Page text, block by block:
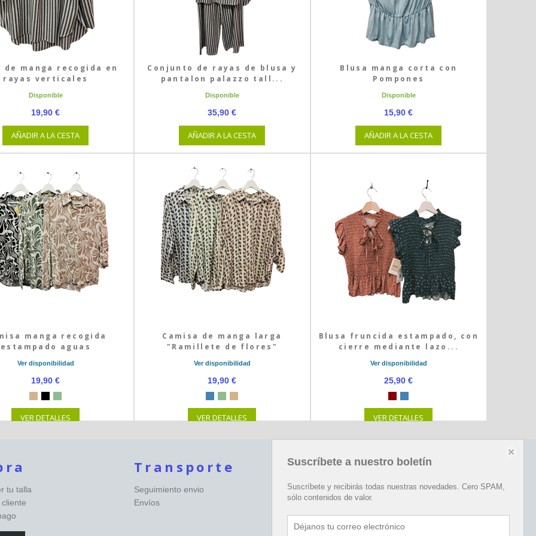
de manga recogida en
rayas verticales
Disponible
19,90 €
AÑADIR A LA CESTA
Conjunto de rayas de blusa y
pantalon palazzo tall...
Disponible
35,90 €
AÑADIR A LA CESTA
Blusa manga corta con
Pompones
Disponible
15,90 €
AÑADIR A LA CESTA
manga recogida
estampado aguas
Ver disponibilidad
19,90 €
VER DETALLES
Camisa de manga larga
"Ramillete de flores"
Ver disponibilidad
19,90 €
VER DETALLES
Blusa fruncida estampado, con
cierre mediante lazo...
Ver disponibilidad
25,90 €
VER DETALLES
tu talla
Transporte
Seguimiento envio
Envíos
Redes sociales
Happy
Suscríbete a nuestro boletín
Suscríbete y recibirás todas nuestras novedades. Cero SPAM,
sólo contenidos de valor.